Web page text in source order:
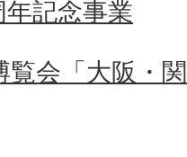
記念事業
覧会「大阪・